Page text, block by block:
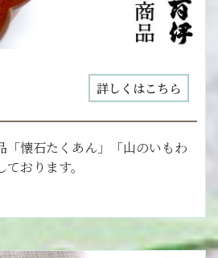
詳しくはこちら
「懐石たくあん」「山のいもわ
おります。